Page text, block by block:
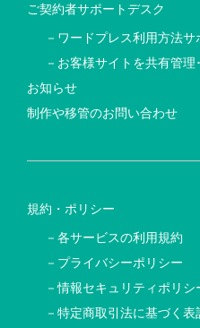
ご契約者サポートデスク
－ワードプレス利用方法サ
－お客様サイトを共有管理
お知らせ
制作や移管のお問い合わせ
規約・ポリシー
－各サービスの利用規約
－プライバシーポリシー
－情報セキュリティポリシ
－特定商取引法に基づく表